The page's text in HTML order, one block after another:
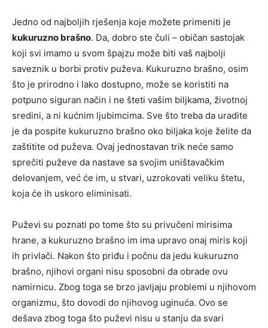
Jedno od najboljih rješenja koje možete primeniti je
kukuruzno brašno. Da, dobro ste čuli – običan sastojak
koji svi imamo u svom špajzu može biti vaš najbolji
saveznik u borbi protiv puževa. Kukuruzno brašno, osim
što je prirodno i lako dostupno, može se koristiti na
potpuno siguran način i ne šteti vašim biljkama, životnoj
sredini, a ni kućnim ljubimcima. Sve što treba da uradite
je da pospite kukuruzno brašno oko biljaka koje želite da
zaštitite od puževa. Ovaj jednostavan trik neće samo
sprečiti puževe da nastave sa svojim uništavačkim
delovanjem, već će im, u stvari, uzrokovati veliku štetu,
koja će ih uskoro eliminisati.
Puževi su poznati po tome što su privučeni mirisima
hrane, a kukuruzno brašno im ima upravo onaj miris koji
ih privlači. Nakon što priđu i počnu da jedu kukuruzno
brašno, njihovi organi nisu sposobni da obrade ovu
namirnicu. Zbog toga se brzo javljaju problemi u njihovom
organizmu, što dovodi do njihovog uginuća. Ovo se
dešava zbog toga što puževi nisu u stanju da svari